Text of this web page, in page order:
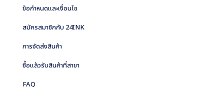
ข้อกำหนดและเงื่อนไข
สมัครสมาชิกกับ 24INK
การจัดส่งสินค้า
ซื้อแล้วรับสินค้าที่สาขา
FAQ